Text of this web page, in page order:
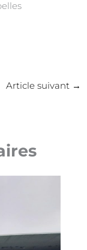
Article suivant →